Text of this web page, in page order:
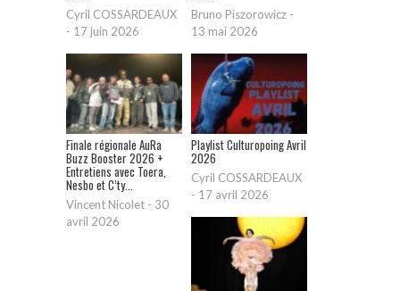
Cyril COSSARDEAUX
- 17 juin 2026
Bruno Piszorowicz -
13 mai 2026
Finale régionale AuRa
Buzz Booster 2026 +
Entretiens avec Toera,
Nesbo et C’ty...
Vincent Nicolet - 30
avril 2026
Playlist Culturopoing Avril
2026
Cyril COSSARDEAUX
- 17 avril 2026